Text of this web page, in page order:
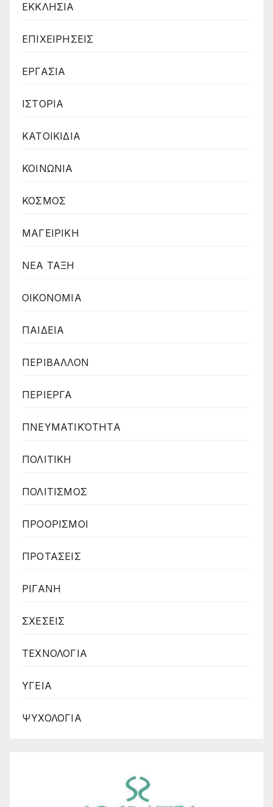
ΕΚΚΛΗΣΙΑ
ΕΠΙΧΕΙΡΗΣΕΙΣ
ΕΡΓΑΣΙΑ
ΙΣΤΟΡΙΑ
ΚΑΤΟΙΚΙΔΙΑ
ΚΟΙΝΩΝΙΑ
ΚΟΣΜΟΣ
ΜΑΓΕΙΡΙΚΗ
ΝΕΑ ΤΑΞΗ
ΟΙΚΟΝΟΜΙΑ
ΠΑΙΔΕΙΑ
ΠΕΡΙΒΑΛΛΟΝ
ΠΕΡΙΕΡΓΑ
ΠΝΕΥΜΑΤΙΚΌΤΗΤΑ
ΠΟΛΙΤΙΚΗ
ΠΟΛΙΤΙΣΜΟΣ
ΠΡΟΟΡΙΣΜΟΙ
ΠΡΟΤΑΣΕΙΣ
ΡΙΓΑΝΗ
ΣΧΕΣΕΙΣ
ΤΕΧΝΟΛΟΓΙΑ
ΥΓΕΙΑ
ΨΥΧΟΛΟΓΙΑ